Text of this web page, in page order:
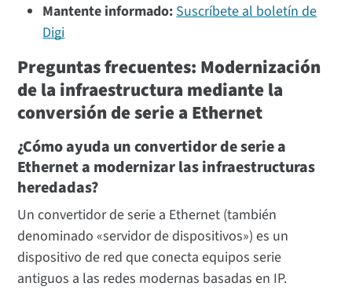
Mantente informado: Suscríbete al boletín de
Digi
Preguntas frecuentes: Modernización
de la infraestructura mediante la
conversión de serie a Ethernet
¿Cómo ayuda un convertidor de serie a
Ethernet a modernizar las infraestructuras
heredadas?
Un convertidor de serie a Ethernet (también
denominado «servidor de dispositivos») es un
dispositivo de red que conecta equipos serie
antiguos a las redes modernas basadas en IP.